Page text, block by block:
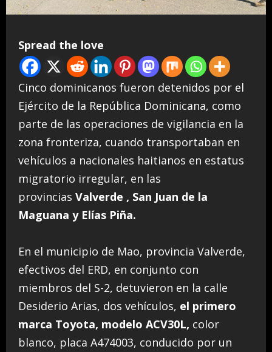
Spread the love
Cinco dominicanos fueron detenidos por el
Ejército de la República Dominicana, como
parte de las operaciones de vigilancia en la
zona fronteriza, cuando transportaban en
vehículos a nacionales haitianos en estatus
migratorio irregular, en las
provincias Valverde , San Juan de la
Maguana y Elías Piña.
En el municipio de Mao, provincia Valverde,
efectivos del ERD, en conjunto con
miembros del S-2, detuvieron en la calle
Desiderio Arias, dos vehículos, el primero
marca Toyota, modelo ACV30L, color
blanco, placa A474003, conducido por un